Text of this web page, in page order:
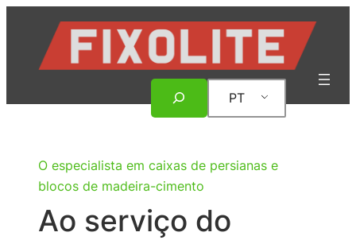
PT
O especialista em caixas de persianas e
blocos de madeira-cimento
Ao serviço do